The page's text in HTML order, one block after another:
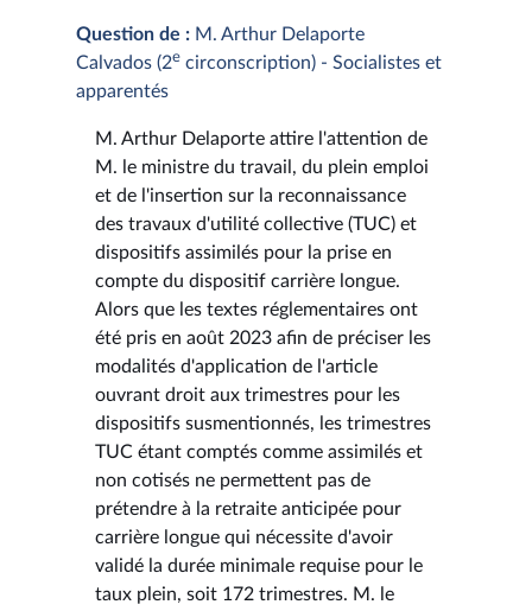
Question de : M. Arthur Delaporte
Calvados (2e circonscription) - Socialistes et
apparentés
M. Arthur Delaporte attire l'attention de
M. le ministre du travail, du plein emploi
et de l'insertion sur la reconnaissance
des travaux d'utilité collective (TUC) et
dispositifs assimilés pour la prise en
compte du dispositif carrière longue.
Alors que les textes réglementaires ont
été pris en août 2023 afin de préciser les
modalités d'application de l'article
ouvrant droit aux trimestres pour les
dispositifs susmentionnés, les trimestres
TUC étant comptés comme assimilés et
non cotisés ne permettent pas de
prétendre à la retraite anticipée pour
carrière longue qui nécessite d'avoir
validé la durée minimale requise pour le
taux plein, soit 172 trimestres. M. le